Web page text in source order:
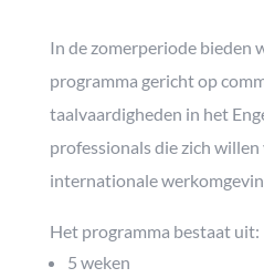
In de zomerperiode bieden
programma gericht op
taalvaardigheden in het
professionals die zich
internationale
Het programma bestaat uit:
5 weken